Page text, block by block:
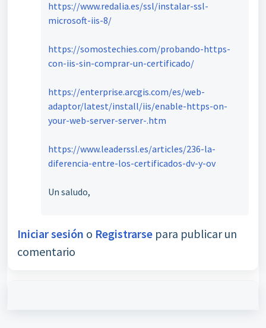
https://www.redalia.es/ssl/instalar-ssl-
microsoft-iis-8/
https://somostechies.com/probando-https-
con-iis-sin-comprar-un-certificado/
https://enterprise.arcgis.com/es/web-
adaptor/latest/install/iis/enable-https-on-
your-web-server-server-.htm
https://www.leaderssl.es/articles/236-la-
diferencia-entre-los-certificados-dv-y-ov
Un saludo,
Iniciar sesión o Registrarse para publicar un
comentario